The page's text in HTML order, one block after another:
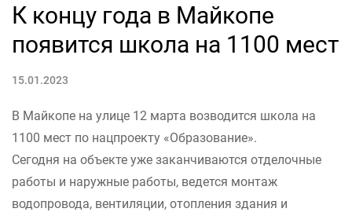
К концу года в Майкопе
появится школа на 1100 мест
15.01.2023
В Майкопе на улице 12 марта возводится школа на
1100 мест по нацпроекту «Образование».
Сегодня на объекте уже заканчиваются отделочные
работы и наружные работы, ведется монтаж
водопровода, вентиляции, отопления здания и